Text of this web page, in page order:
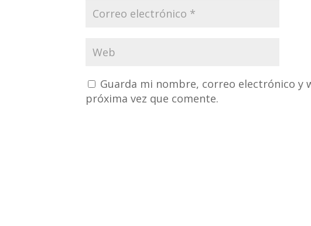
Guarda mi nombre, correo electrónico y
próxima vez que comente.